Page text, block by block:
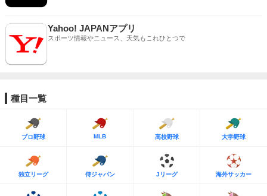
Yahoo! JAPANアプリ
スポーツ情報やニュース、天気もこれひとつで
種目一覧
プロ野球 MLB 高校野球 大学野球
独立リーグ 侍ジャパン Jリーグ 海外サッカー